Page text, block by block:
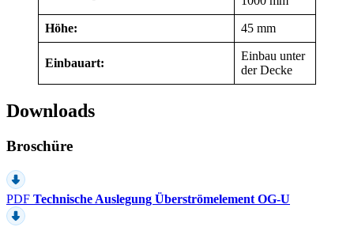
Höhe: 45 mm
Einbauart:
Einbau unter
der Decke
Downloads
Broschüre
PDF Technische Auslegung Überströmelement OG-U